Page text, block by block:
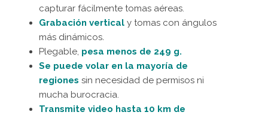
capturar fácilmente tomas aéreas.
Grabación vertical y tomas con ángulos
más dinámicos.
Plegable, pesa menos de 249 g.
Se puede volar en la mayoría de
regiones sin necesidad de permisos ni
mucha burocracia.
Transmite video hasta 10 km de